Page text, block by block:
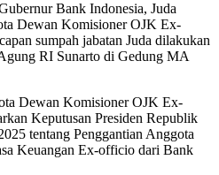
Bank Indonesia, Juda
Dewan Komisioner OJK Ex-
sumpah jabatan Juda dilakukan
RI Sunarto di Gedung MA
Dewan Komisioner OJK Ex-
Keputusan Presiden Republik
tentang Penggantian Anggota
Keuangan Ex-officio dari Bank